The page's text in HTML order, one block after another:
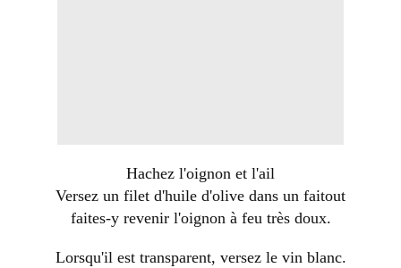
Hachez l'oignon et l'ail
Versez un filet d'huile d'olive dans un faitout
faites-y revenir l'oignon à feu très doux.
Lorsqu'il est transparent, versez le vin blanc.